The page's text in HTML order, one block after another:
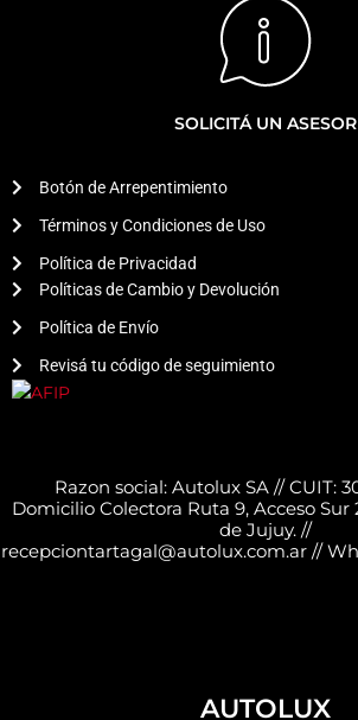
SOLICITÁ UN ASESOR
Botón de Arrepentimiento
Términos y Condiciones de Uso
Política de Privacidad
Políticas de Cambio y Devolución
Política de Envío
Revisá tu código de seguimiento
Razon social: Autolux SA // CUIT:
Domicilio Colectora Ruta 9, Acceso Sur
de Jujuy. //
recepciontartagal@autolux.com.ar //
AUTOLUX